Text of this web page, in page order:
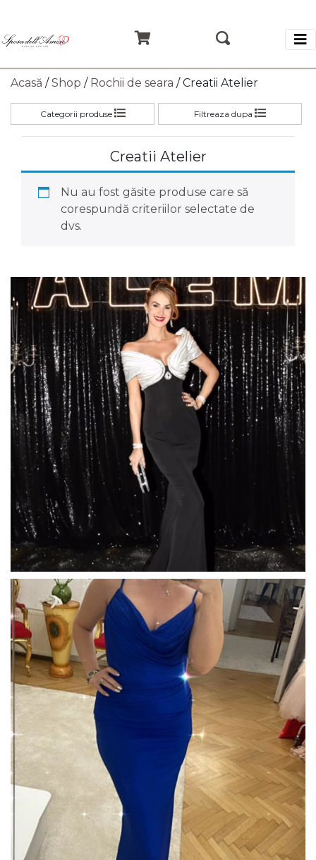
Acasă /Shop / Rochii de seara / Creatii Atelier
Categorii produse Filtreaza dupa
Creatii Atelier
Nu au fost găsite produse care să
corespundă criteriilor selectate de
dvs.